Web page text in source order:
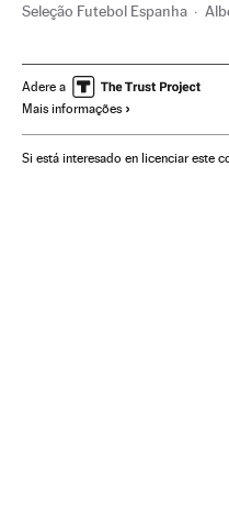
Seleção Futebol Espanha
Categorías inferiores Futebol
Adere a
Mais informações
Si está interesado en licenciar este